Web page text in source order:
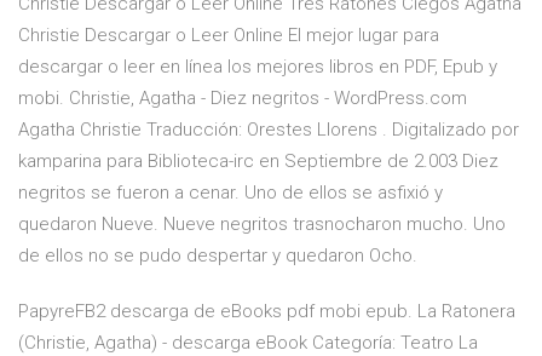
Christie Descargar o Leer Online El mejor lugar para
descargar o leer en línea los mejores libros en PDF, Epub y
mobi. Christie, Agatha - Diez negritos - WordPress.com
Agatha Christie Traducción: Orestes Llorens . Digitalizado por
kamparina para Biblioteca-irc en Septiembre de 2.003 Diez
negritos se fueron a cenar. Uno de ellos se asfixió y
quedaron Nueve. Nueve negritos trasnocharon mucho. Uno
de ellos no se pudo despertar y quedaron Ocho.
PapyreFB2 descarga de eBooks pdf mobi epub. La Ratonera
(Christie, Agatha) - descarga eBook Categoría: Teatro La